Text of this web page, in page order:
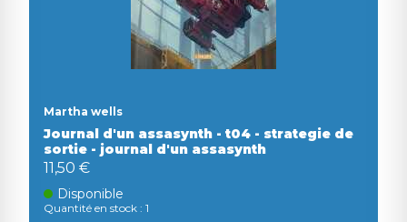
Martha wells
Journal d'un assasynth - t04 - strategie de
sortie - journal d'un assasynth
11,50 €
Disponible
Quantité en stock : 1